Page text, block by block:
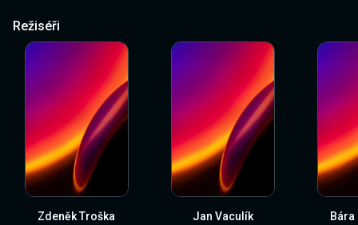
Režiséři
Zdeněk Troška Jan Vaculík